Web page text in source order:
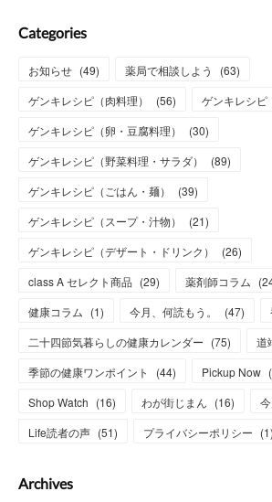
Categories
お知らせ (49) 薬局で相談しよう (63)
ゲンキレシピ（肉料理）
(56) ゲンキレシピ
ゲンキレシピ（卵・豆腐料理）
(30)
ゲンキレシピ（野菜料理・サラダ）
(89)
ゲンキレシピ（ごはん・麺）
(39)
ゲンキレシピ（スープ・汁物）
(21)
ゲンキレシピ（デザート・ドリンク）
(26)
class A セレクト商品 (29) 薬剤師コラム (
健康コラム (1) 今月、何読もう。 (47)
二十四節気暮らしの健康カレンダー (75) 道
季節の健康ワンポイント
(44) Pickup Now (
Shop Watch (16) わが街じまん (16)
Life読者の声 (51) プライバシーポリシー (1)
Archives